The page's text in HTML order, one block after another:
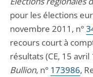
pour les élections
novembre 2011, n°
recours court à
résultats (CE, 15 avril
Bullion, n° 173986,